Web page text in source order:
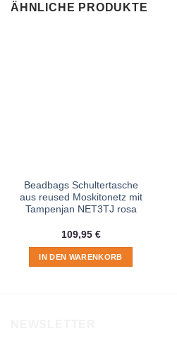
ÄHNLICHE PRODUKTE
Beadbags Schultertasche
aus reused Moskitonetz mit
Tampenjan NET3TJ rosa
109,95 €
IN DEN WARENKORB